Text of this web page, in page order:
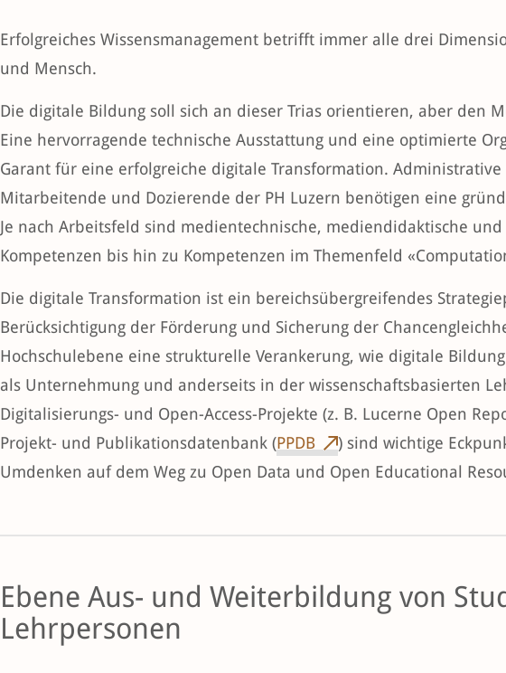
Erfolgreiches Wissensmanagement betrifft immer alle drei
und Mensch.
Die digitale Bildung soll sich an dieser Trias orientieren, aber den
Eine hervorragende technische Ausstattung und eine optimierte
Garant für eine erfolgreiche digitale Transformation. Administrative
Mitarbeitende und Dozierende der PH Luzern benötigen eine
Je nach Arbeitsfeld sind medientechnische, mediendidaktische
Kompetenzen bis hin zu Kompetenzen im Themenfeld
Die digitale Transformation ist ein bereichsübergreifendes
Berücksichtigung der Förderung und Sicherung der
Hochschulebene eine strukturelle Verankerung, wie digitale
als Unternehmung und anderseits in der wissenschaftsbasierten
Digitalisierungs- und Open-Access-Projekte (z. B. Lucerne Open
Projekt- und Publikationsdatenbank (PPDB
) sind wichtige
Umdenken auf dem Weg zu Open Data und Open Educational
Ebene Aus- und Weiterbildung von
Lehrpersonen